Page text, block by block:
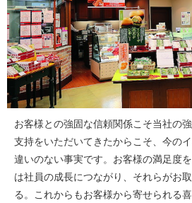
お客様との強固な信頼関係こそ当社の
支持をいただいてきたからこそ、今の
違いのない事実です。お客様の満足度
は社員の成長につながり、それらがお
る。これからもお客様から寄せられる